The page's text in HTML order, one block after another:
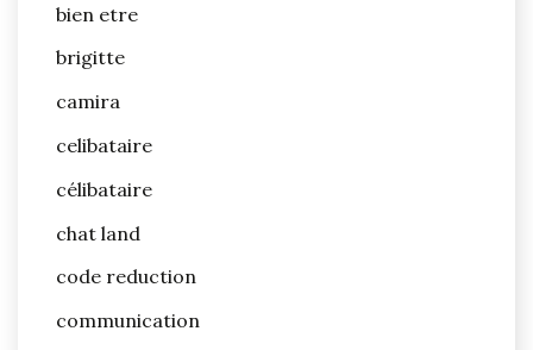
bien etre
brigitte
camira
celibataire
célibataire
chat land
code reduction
communication